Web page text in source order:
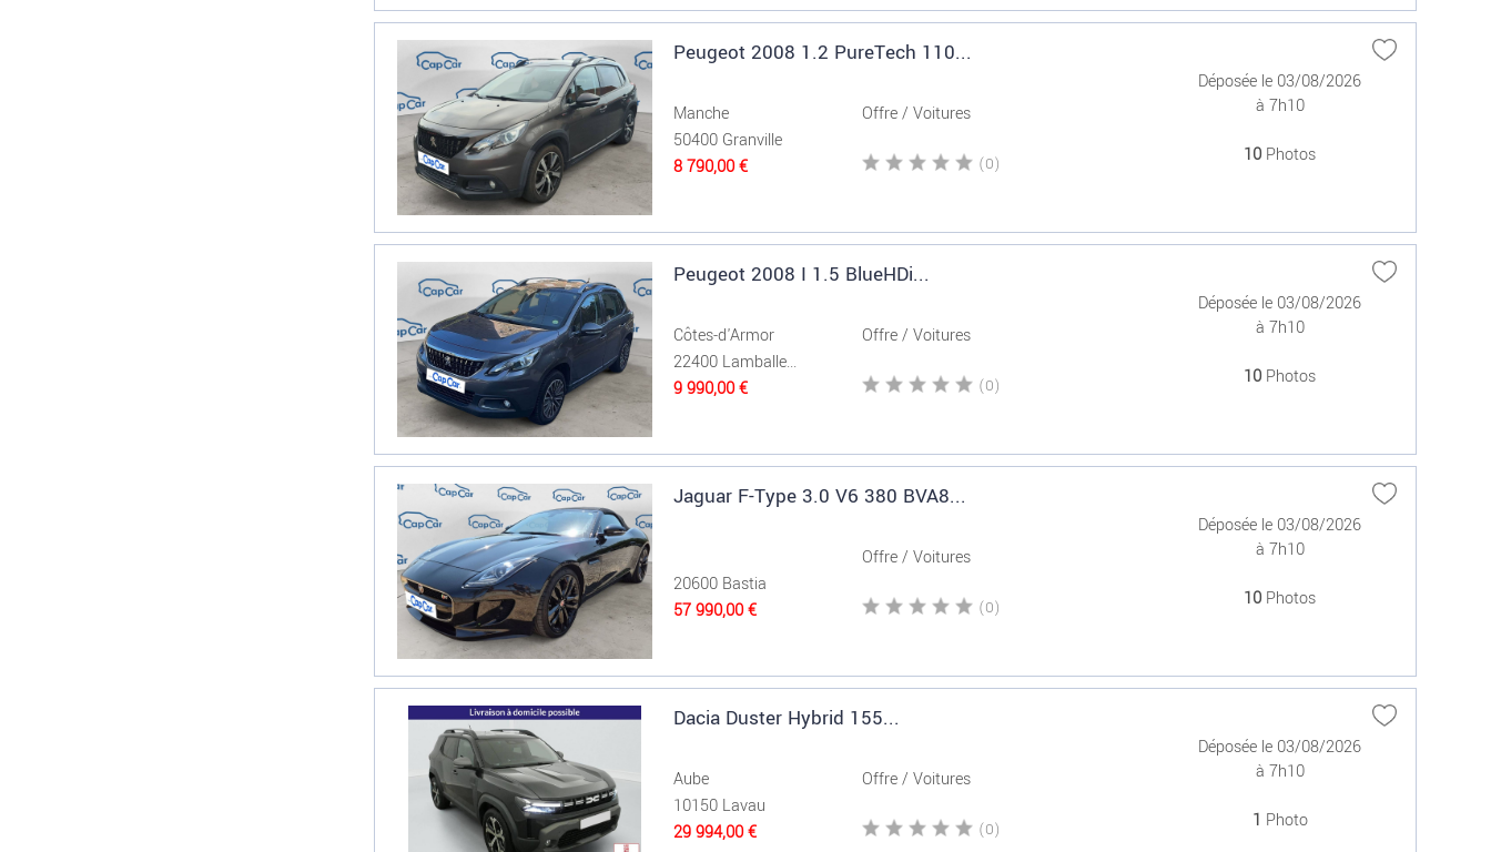
Peugeot 2008 1.2 PureTech 110...
Manche
50400 Granville
8 790,00 €
Offre / Voitures
(0)
Déposée le 03/08/2026
à 7h10
10 Photos
Peugeot 2008 I 1.5 BlueHDi...
Côtes-d'Armor
22400 Lamballe...
9 990,00 €
Offre / Voitures
(0)
Déposée le 03/08/2026
à 7h10
10 Photos
Jaguar F-Type 3.0 V6 380 BVA8...
20600 Bastia
57 990,00 €
Offre / Voitures
(0)
Déposée le 03/08/2026
à 7h10
10 Photos
Dacia Duster Hybrid 155...
Aube
10150 Lavau
29 994,00 €
Offre / Voitures
(0)
Déposée le 03/08/2026
à 7h10
1 Photo